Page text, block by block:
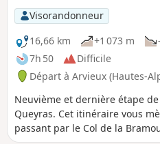
Visorandonneur
16,66 km
+1 073 m
7h 50
Difficile
Départ à Arvieux (Hautes-
Neuvième et dernière étape
Queyras. Cet itinéraire vous
passant par le Col de la